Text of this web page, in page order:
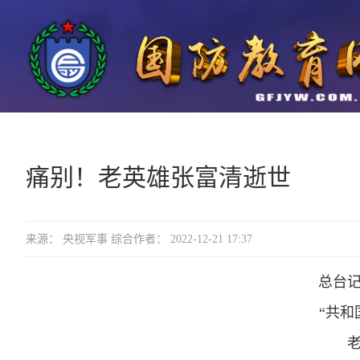
痛别！老英雄张富清逝世
来源： 央视军事 综合作者： 2022-12-21 17:37
总台
“共和